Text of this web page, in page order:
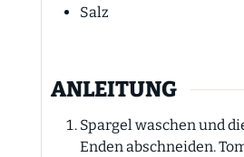
Salz
ANLEITUNG
Spargel waschen und
Enden abschneiden.